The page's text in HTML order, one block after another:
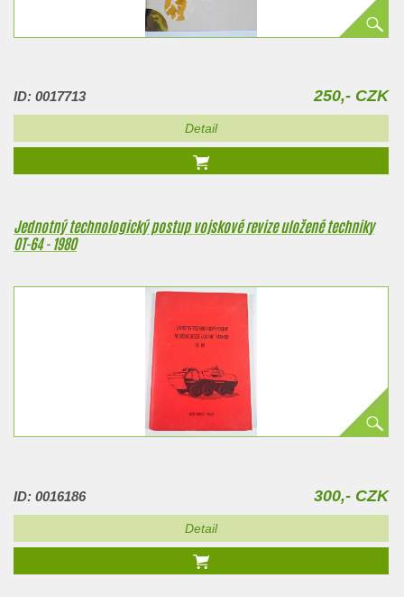
ID: 0017713 250,- CZK
Detail
Jednotný technologický postup vojskové revize uložené techniky
OT-64 - 1980
ID: 0016186 300,- CZK
Detail